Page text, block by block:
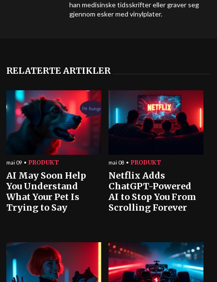
han medisinske tidsskrifter eller graver seg
gjennom esker med vinylplater.
RELATERTE ARTIKLER
mai 09 PRODUKT
AI May Soon Help
You Understand
What Your Pet Is
Trying to Say
mai 08 PRODUKT
Netflix Adds
ChatGPT-Powered
AI to Stop You From
Scrolling Forever